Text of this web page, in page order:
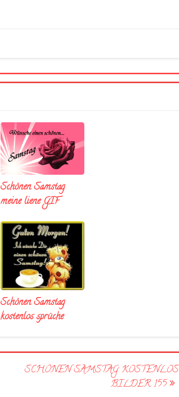
Schönen Samstag
meine liene GIF
Schönen Samstag
kostenlos sprüche
SCHÖNEN SAMSTAG KOSTENLOS
BILDER 155